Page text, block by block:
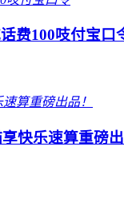
费100吱付宝口
快乐速算重磅出